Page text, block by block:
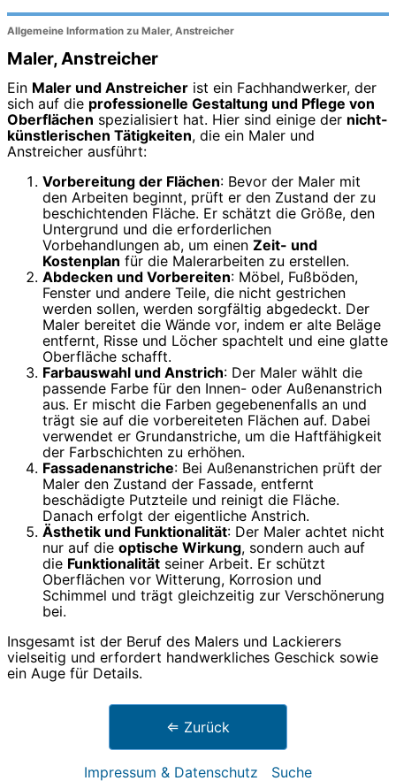
Allgemeine Information zu Maler, Anstreicher
Maler, Anstreicher
Ein Maler und Anstreicher ist ein Fachhandwerker, der
sich auf die professionelle Gestaltung und Pflege von
Oberflächen spezialisiert hat. Hier sind einige der nicht-
künstlerischen Tätigkeiten, die ein Maler und
Anstreicher ausführt:
Vorbereitung der Flächen: Bevor der Maler mit
den Arbeiten beginnt, prüft er den Zustand der zu
beschichtenden Fläche. Er schätzt die Größe, den
Untergrund und die erforderlichen
Vorbehandlungen ab, um einen Zeit- und
Kostenplan für die Malerarbeiten zu erstellen.
Abdecken und Vorbereiten: Möbel, Fußböden,
Fenster und andere Teile, die nicht gestrichen
werden sollen, werden sorgfältig abgedeckt. Der
Maler bereitet die Wände vor, indem er alte Beläge
entfernt, Risse und Löcher spachtelt und eine glatte
Oberfläche schafft.
Farbauswahl und Anstrich: Der Maler wählt die
passende Farbe für den Innen- oder Außenanstrich
aus. Er mischt die Farben gegebenenfalls an und
trägt sie auf die vorbereiteten Flächen auf. Dabei
verwendet er Grundanstriche, um die Haftfähigkeit
der Farbschichten zu erhöhen.
Fassadenanstriche: Bei Außenanstrichen prüft der
Maler den Zustand der Fassade, entfernt
beschädigte Putzteile und reinigt die Fläche.
Danach erfolgt der eigentliche Anstrich.
Ästhetik und Funktionalität: Der Maler achtet nicht
nur auf die optische Wirkung, sondern auch auf
die Funktionalität seiner Arbeit. Er schützt
Oberflächen vor Witterung, Korrosion und
Schimmel und trägt gleichzeitig zur Verschönerung
bei.
Insgesamt ist der Beruf des Malers und Lackierers
vielseitig und erfordert handwerkliches Geschick sowie
ein Auge für Details.
⇐ Zurück
Impressum & Datenschutz Suche